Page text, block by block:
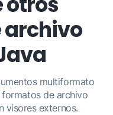
archivo
multiformato
formatos de archivo
visores externos.